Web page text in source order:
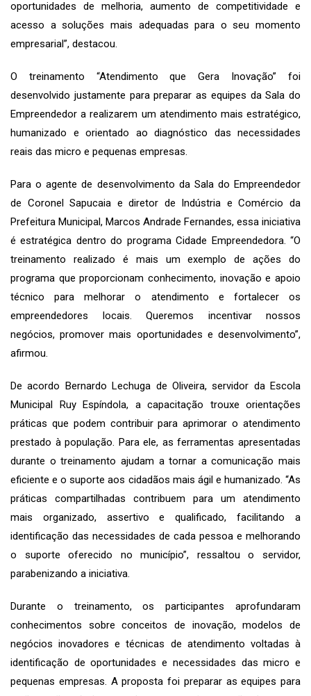
oportunidades de melhoria, aumento de competitividade e
acesso a soluções mais adequadas para o seu momento
empresarial”, destacou.
O treinamento “Atendimento que Gera Inovação” foi
desenvolvido justamente para preparar as equipes da Sala do
Empreendedor a realizarem um atendimento mais estratégico,
humanizado e orientado ao diagnóstico das necessidades
reais das micro e pequenas empresas.
Para o agente de desenvolvimento da Sala do Empreendedor
de Coronel Sapucaia e diretor de Indústria e Comércio da
Prefeitura Municipal, Marcos Andrade Fernandes, essa iniciativa
é estratégica dentro do programa Cidade Empreendedora. “O
treinamento realizado é mais um exemplo de ações do
programa que proporcionam conhecimento, inovação e apoio
técnico para melhorar o atendimento e fortalecer os
empreendedores locais. Queremos incentivar nossos
negócios, promover mais oportunidades e desenvolvimento”,
afirmou.
De acordo Bernardo Lechuga de Oliveira, servidor da Escola
Municipal Ruy Espíndola, a capacitação trouxe orientações
práticas que podem contribuir para aprimorar o atendimento
prestado à população. Para ele, as ferramentas apresentadas
durante o treinamento ajudam a tornar a comunicação mais
eficiente e o suporte aos cidadãos mais ágil e humanizado. “As
práticas compartilhadas contribuem para um atendimento
mais organizado, assertivo e qualificado, facilitando a
identificação das necessidades de cada pessoa e melhorando
o suporte oferecido no município”, ressaltou o servidor,
parabenizando a iniciativa.
Durante o treinamento, os participantes aprofundaram
conhecimentos sobre conceitos de inovação, modelos de
negócios inovadores e técnicas de atendimento voltadas à
identificação de oportunidades e necessidades das micro e
pequenas empresas. A proposta foi preparar as equipes para